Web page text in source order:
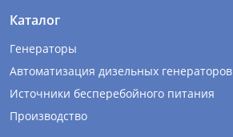
Каталог
Генераторы
Автоматизация дизельных генераторов
Источники бесперебойного питания
Производство